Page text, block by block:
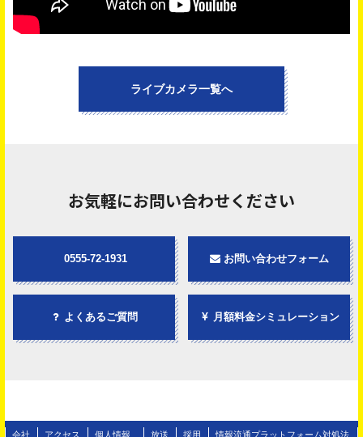
ライブカメラ一覧へ
お気軽にお問い合わせください
0555-72-1931 お問い合わせフォーム
よくあるご質問 月額料金シミュレーション
会社 アクセス 個人情報 放送 採用 情報流通プラットフォーム対処法